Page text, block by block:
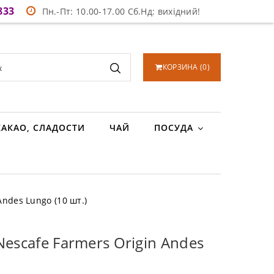
Пн.-Пт: 10.00-17.00 Сб.Нд: вихідний!
КОРЗИНА (0)
СЛАДОСТИ ЧАЙ ПОСУДА
Lungo (10 шт.)
Farmers Origin Andes